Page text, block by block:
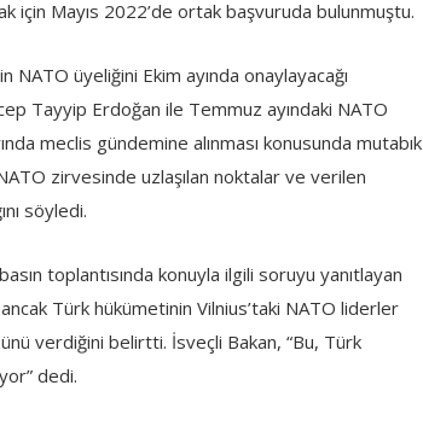
için Mayıs 2022’de ortak başvuruda bulunmuştu.
NATO üyeliğini Ekim ayında onaylayacağı
Tayyip Erdoğan ile Temmuz ayındaki NATO
meclis gündemine alınması konusunda mutabık
zirvesinde uzlaşılan noktalar ve verilen
söyledi.
toplantısında konuyla ilgili soruyu yanıtlayan
Türk hükümetinin Vilnius’taki NATO liderler
verdiğini belirtti. İsveçli Bakan, “Bu, Türk
dedi.